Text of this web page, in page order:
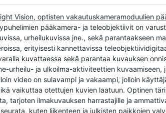
Vision, optisten vakautuskameramoduulien
pääkamera- ja teleobjektiivit on
urheilukuvissa jne., sekä parantaakseen
erityisesti kannettavissa
kuvattaessa sekä parantaa kuvauksen
urheilu- ja ulkoilma-aktiviteettien
video on sulavampi ja vakaampi, jolloin
vaikuttaa otettujen kuvien laatuun. Optinen
tarjoten ilmakuvauksen harrastajille ja
kuten liikenteen ja julkisten paikkojen